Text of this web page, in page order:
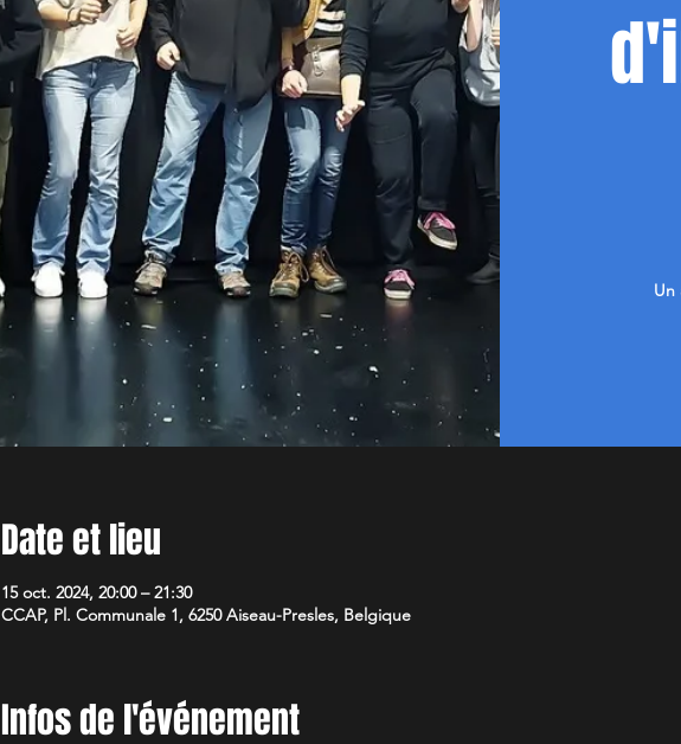
Un
Date et lieu
15 oct. 2024, 20:00 – 21:30
CCAP, Pl. Communale 1, 6250 Aiseau-Presles, Belgique
Infos de l'événement